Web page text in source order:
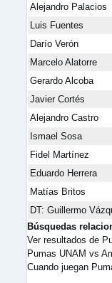
Alejandro Palacios
Luis Fuentes
Darío Verón
Marcelo Alatorre
Gerardo Alcoba
Javier Cortés
Alejandro Castro
Ismael Sosa
Fidel Martínez
Eduardo Herrera
Matías Britos
DT: Guillermo
Búsquedas
Ver resultados de
Pumas UNAM vs
Cuando juegan